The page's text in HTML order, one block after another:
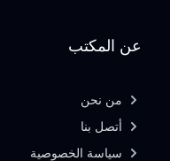
عن المكتب
من نحن
أتصل بنا
سياسة الخصوصية